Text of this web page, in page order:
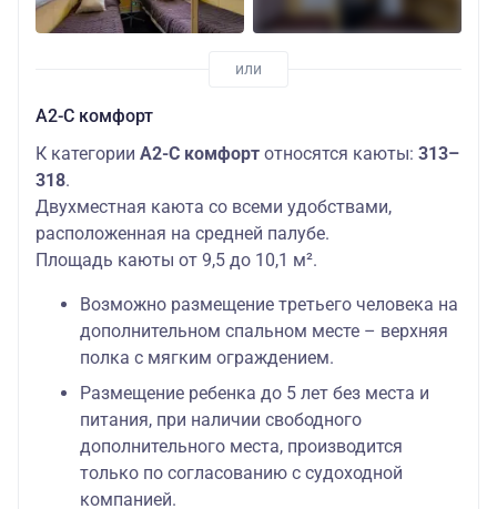
А2-С комфорт
К категории А2-С комфорт относятся каюты: 313–
318.
Двухместная каюта со всеми удобствами,
расположенная на средней палубе.
Площадь каюты от 9,5 до 10,1 м².
Возможно размещение третьего человека на
дополнительном спальном месте – верхняя
полка с мягким ограждением.
Размещение ребенка до 5 лет без места и
питания, при наличии свободного
дополнительного места, производится
только по согласованию с судоходной
компанией.